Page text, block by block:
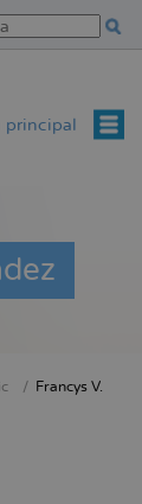
principal
Francys V.